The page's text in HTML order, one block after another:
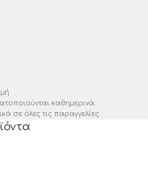
καθημερινά.
σε όλες τις παραγγελίες